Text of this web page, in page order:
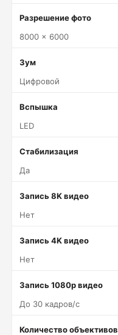
Разрешение фото
8000 x 6000
Зум
Цифровой
Вспышка
LED
Стабилизация
Да
Запись 8K видео
Нет
Запись 4K видео
Нет
Запись 1080p видео
До 30 кадров/c
Количество объективов